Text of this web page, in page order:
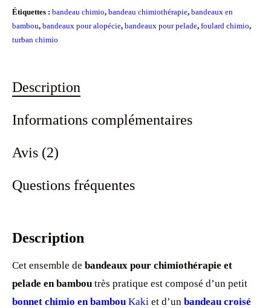
Bambou
Vert
Étiquettes : bandeau chimio, bandeau chimiothérapie, bandeaux en
bambou, bandeaux pour alopécie, bandeaux pour pelade, foulard chimio,
turban chimio
Description
Informations complémentaires
Avis (2)
Questions fréquentes
Description
Cet ensemble de bandeaux pour chimiothérapie et
pelade en bambou très pratique est composé d’un petit
bonnet chimio en bambou Kaki et d’un bandeau croisé